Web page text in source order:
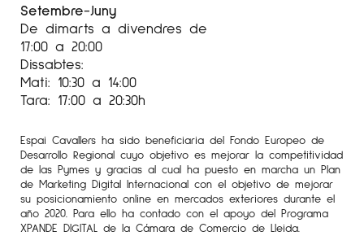
Setembre-Juny
De dimarts a divendres de
17:00 a 20:00
Dissabtes:
Mati: 10:30 a 14:00
Tara: 17:00 a 20:30h
Espai Cavallers ha sido beneficiaria del Fondo Europeo de
Desarrollo Regional cuyo objetivo es mejorar la competitividad
de las Pymes y gracias al cual ha puesto en marcha un Plan
de Marketing Digital Internacional con el objetivo de mejorar
su posicionamiento online en mercados exteriores durante el
año 2020. Para ello ha contado con el apoyo del Programa
XPANDE DIGITAL de la Cámara de Comercio de Lleida.